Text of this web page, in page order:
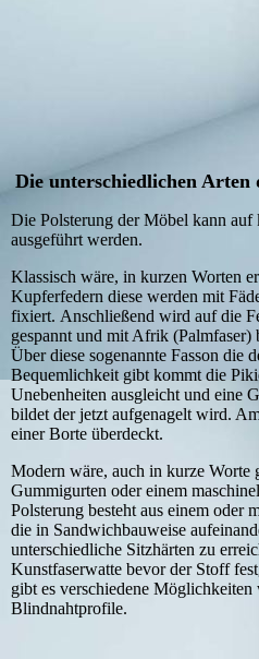
Die unterschiedlichen Arten
Die Polsterung der Möbel kann auf
ausgeführt werden.
Klassisch wäre, in kurzen Worten
Kupferfedern diese werden mit
fixiert. Anschließend wird auf die
gespannt und mit Afrik (Palmfaser)
Über diese sogenannte Fasson die
Bequemlichkeit gibt kommt die
Unebenheiten ausgleicht und eine
bildet der jetzt aufgenagelt wird.
einer Borte überdeckt.
Modern wäre, auch in kurze Worte
Gummigurten oder einem
Polsterung besteht aus einem oder
die in Sandwichbauweise
unterschiedliche Sitzhärten zu
Kunstfaserwatte bevor der Stoff
gibt es verschiedene
Blindnahtprofile.